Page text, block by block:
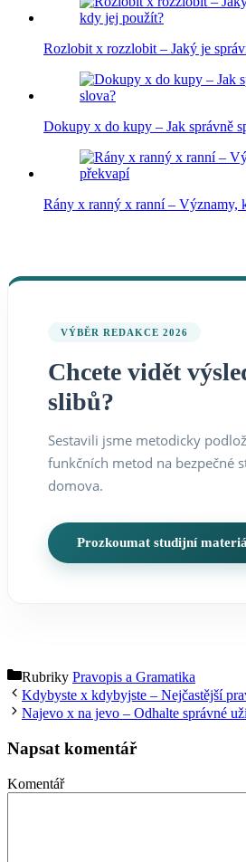
Rozlobit x rozzlobit – Jaký je
Dokupy x do kupy – Jak správně
Rány x ranný x ranní – Významy,
VÝBĚR REDAKCE 2026
Chcete vidět
slibů?
Sestavili jsme metodicky
funkčních metod na bezpečné
domova.
Prozkoumat studijní
Rubriky Pravopis a Gramatika
Kdybyste x kdybyjste – Nejčastější
Najevo x na jevo – Odhalte správné
Napsat komentář
Komentář